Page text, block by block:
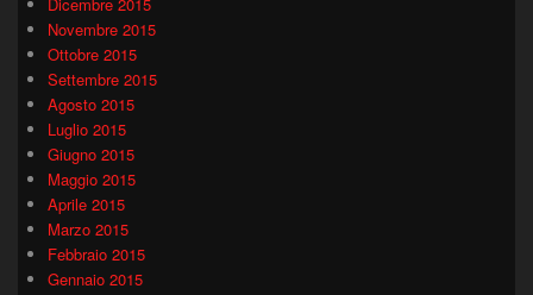
Novembre 2015
Ottobre 2015
Settembre 2015
Agosto 2015
Luglio 2015
Giugno 2015
Maggio 2015
Aprile 2015
Marzo 2015
Febbraio 2015
Gennaio 2015